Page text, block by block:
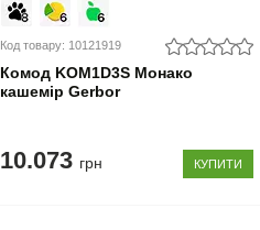
Код товару: 10121919
Комод KOM1D3S Монако
кашемір Gerbor
10.073 грн КУПИТИ